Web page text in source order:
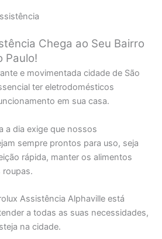
Chega ao Seu Bairro
Paulo!
e movimentada cidade de São
ter eletrodomésticos
em sua casa.
a dia exige que nossos
sempre prontos para uso, seja
rápida, manter os alimentos
roupas.
Assistência Alphaville está
a todas as suas necessidades,
na cidade.